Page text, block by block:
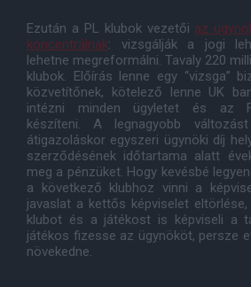
Ezután a PL klubok vezetői az
koncentrálnak: vizsgálják a jogi
lehetne megreformálni. Tavaly 220
klubok. Előírás lenne egy “vizsga”
közvetítőnek, kötelező lenne UK
intézni minden ügyletet és az
készíteni. A legnagyobb
átigazoláskor egyszeri ügynöki díj
szerződésének időtartama alatt
meg a pénzüket. Hogy kevésbé
a következő klubhoz vinni a
javaslat a kettős képviselet
klubot és a játékost is képviseli a
játékos fizesse az ügynököt, persze
növekedne.